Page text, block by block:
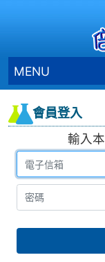
MENU
會員登入
輸入